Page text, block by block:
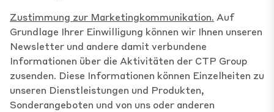
Zustimmung zur Marketingkommunikation. Auf
Grundlage Ihrer Einwilligung können wir Ihnen unseren
Newsletter und andere damit verbundene
Informationen über die Aktivitäten der CTP Group
zusenden. Diese Informationen können Einzelheiten zu
unseren Dienstleistungen und Produkten,
Sonderangeboten und von uns oder anderen